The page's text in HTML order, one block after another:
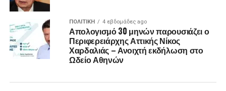
ΠΟΛΙΤΙΚΉ 4 εβδομάδες ago
Απολογισμό 30 μηνών παρουσιάζει ο
Περιφερειάρχης Αττικής Νίκος
Χαρδαλιάς – Ανοιχτή εκδήλωση στο
Ωδείο Αθηνών